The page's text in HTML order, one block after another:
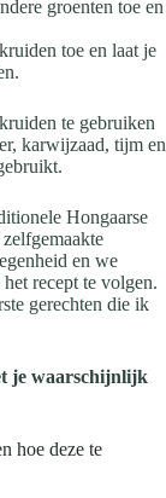
groenten toe en
toe en laat je
te gebruiken
karwijzaad, tijm en
Hongaarse
en we
recept te volgen.
gerechten die ik
je waarschijnlijk
hoe deze te